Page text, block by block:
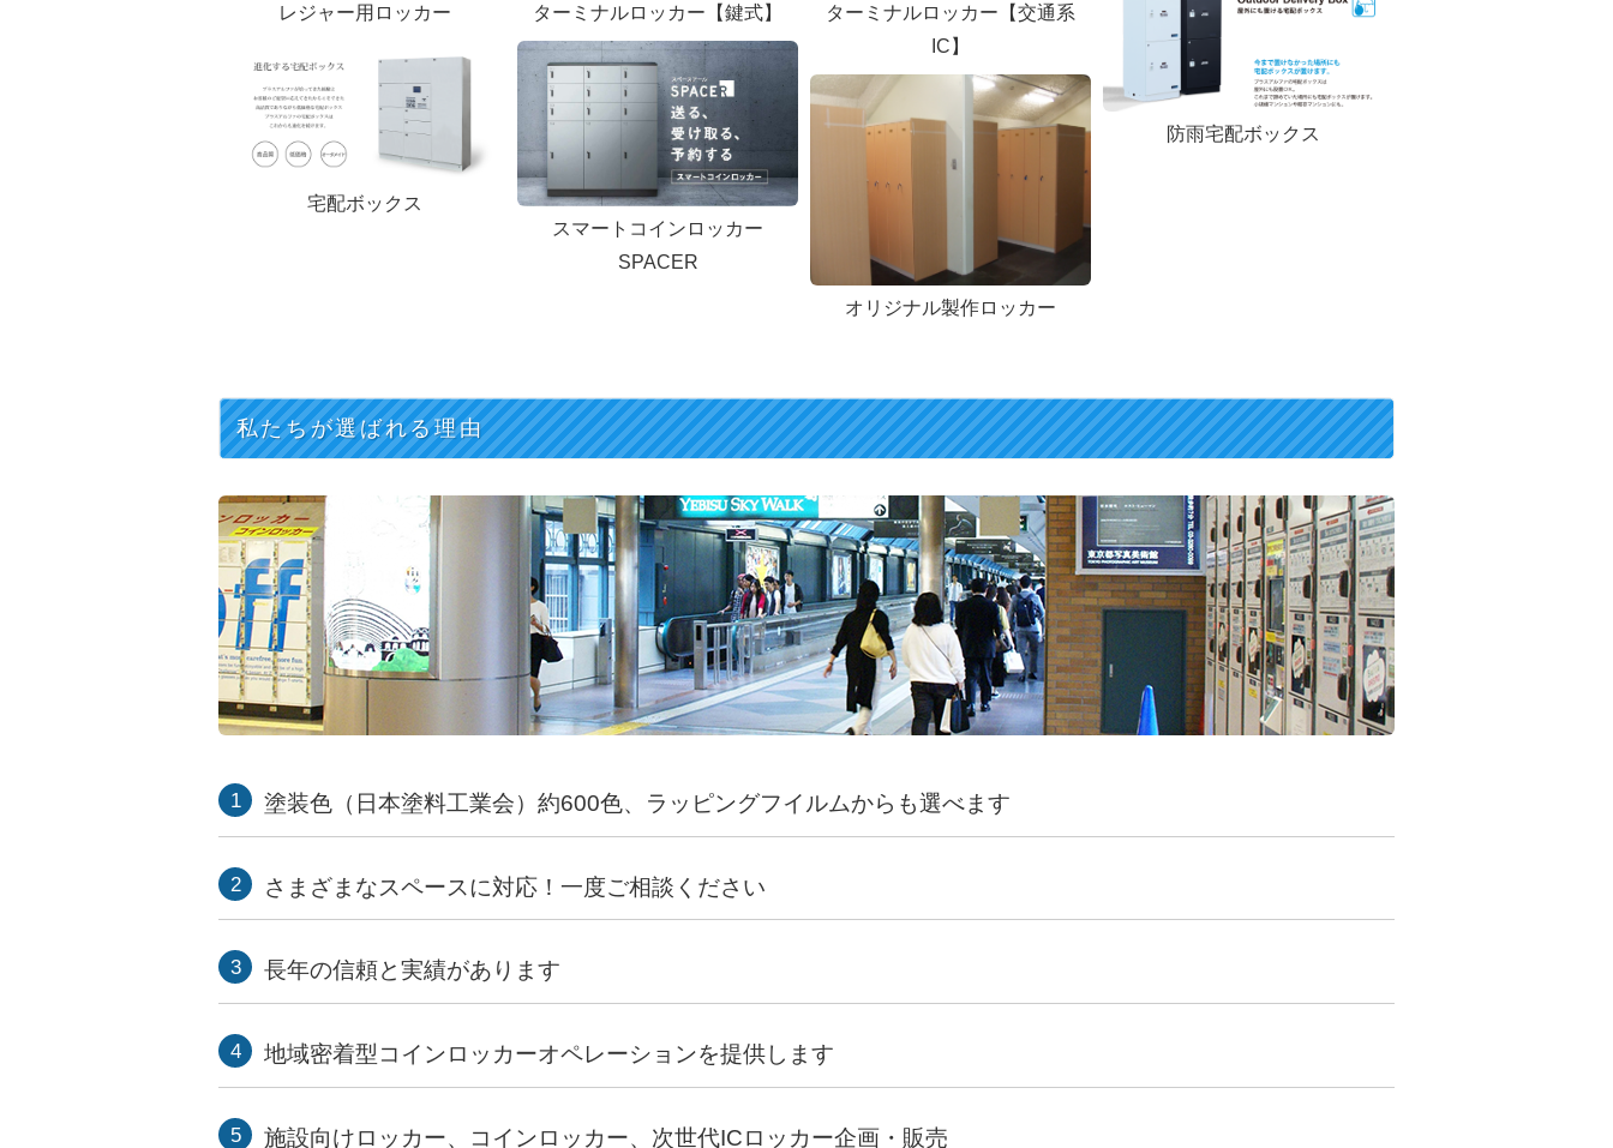
レジャー用ロッカー ターミナルロッカー【鍵式】
ターミナルロッカー【交通系
IC】
防雨宅配ボックス
宅配ボックス
スマートコインロッカー
SPACER
オリジナル製作ロッカー
私たちが選ばれる理由
塗装色（日本塗料工業会）約600色、ラッピングフイルムからも選べます
さまざまなスペースに対応！一度ご相談ください
長年の信頼と実績があります
地域密着型コインロッカーオペレーションを提供します
施設向けロッカー、コインロッカー、次世代ICロッカー企画・販売